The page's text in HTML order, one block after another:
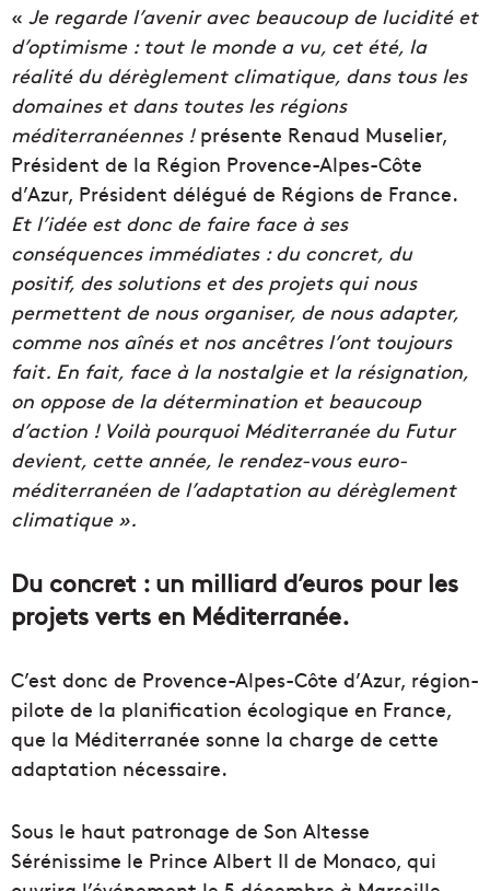
« Je regarde l’avenir avec beaucoup de lucidité et
d’optimisme : tout le monde a vu, cet été, la
réalité du dérèglement climatique, dans tous les
domaines et dans toutes les régions
méditerranéennes !présente Renaud Muselier,
Président de la Région Provence-Alpes-Côte
d’Azur, Président délégué de Régions de France.
Et l’idée est donc de faire face à ses
conséquences immédiates : du concret, du
positif, des solutions et des projets qui nous
permettent de nous organiser, de nous adapter,
comme nos aînés et nos ancêtres l’ont toujours
fait. En fait, face à la nostalgie et la résignation,
on oppose de la détermination et beaucoup
d’action ! Voilà pourquoi Méditerranée du Futur
devient, cette année, le rendez-vous euro-
méditerranéen de l’adaptation au dérèglement
climatique ».
Du concret : un milliard d’euros pour les
projets verts en Méditerranée.
C’est donc de Provence-Alpes-Côte d’Azur, région-
pilote de la planification écologique en France,
que la Méditerranée sonne la charge de cette
adaptation nécessaire.
Sous le haut patronage de Son Altesse
Sérénissime le Prince Albert II de Monaco, qui